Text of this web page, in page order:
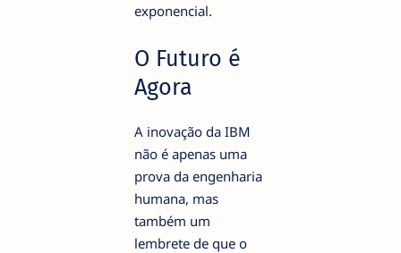
exponencial.
O Futuro é
Agora
A inovação da IBM
não é apenas uma
prova da engenharia
humana, mas
também um
lembrete de que o